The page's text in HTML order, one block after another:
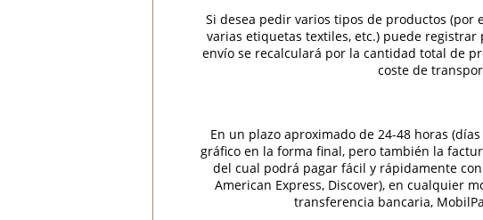
Si desea pedir varios tipos de productos
varias etiquetas textiles, etc.) puede
envío se recalculará por la cantidad total de
coste de
En un plazo aproximado de 24-48 horas
gráfico en la forma final, pero también la
del cual podrá pagar fácil y rápidamente
American Express, Discover), en cualquier
transferencia bancaria,